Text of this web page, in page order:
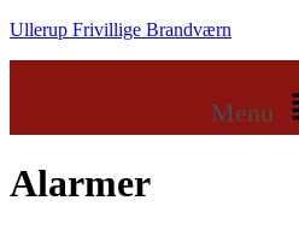
Ullerup Frivillige Brandværn
Menu
Alarmer